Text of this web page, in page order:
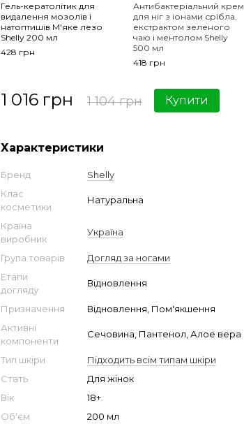
Гель-кератолітик для
видалення мозолів і
натоптишів М'яке лезо
Shelly 200 мл
428 грн
Антибактеріальний крем
для ніг з іонами срібла,
екстрактом зеленого
чаю і ментолом Shelly
500 мл
418 грн
1 016 грн 1 104 грн Купити
Характеристики
Бренд
Shelly
Клас
косметики
Натуральна
Країна
виробник
Україна
Група товарів
Догляд за ногами
Етапи
догляду
Відновлення
Призначення
Відновлення, Пом'якшення
Активні
компоненти
Сечовина, Пантенол, Алое вера
Тип шкіри
Підходить всім типам шкіри
Стать
Для жінок
Вік
18+
Об'єм
200 мл